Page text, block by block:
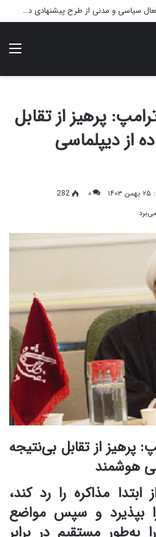
اعلام حمایت بیش از ۳۷۵ فعال سیاسی و مدنی از طرح پیشنهادی دکتر محمدجواد ظریف برای پایان عادلانه جنگ
پرهیز از تقابل
از دیپلماسی
۰
282
پرهیز از تقابل بی‌نتیجه
هوشمند
ابتدا مذاکره را رد کند،
بپذیرد و سپس مواضع